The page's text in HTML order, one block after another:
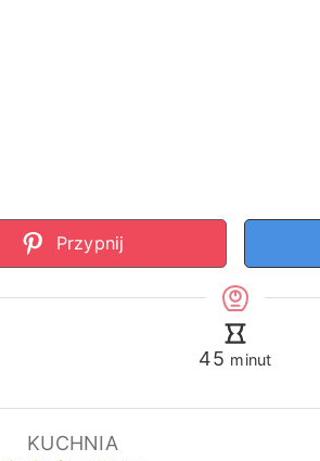
Przypnij
45minuty
minut
KUCHNIA